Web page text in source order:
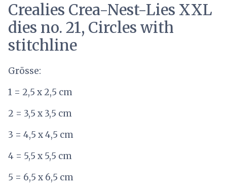
Crealies Crea-Nest-Lies XXL
dies no. 21, Circles with
stitchline
Grösse:
1 = 2,5 x 2,5 cm
2 = 3,5 x 3,5 cm
3 = 4,5 x 4,5 cm
4 = 5,5 x 5,5 cm
5 = 6,5 x 6,5 cm